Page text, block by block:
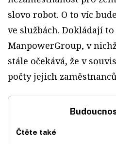
slovo robot. O to víc
ve službách. Dokládají
ManpowerGroup, v
stále očekává, že v
počty jejich
Čtěte také